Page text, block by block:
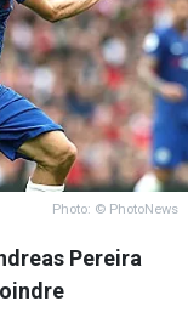
Photo: © PhotoNews
Pereira